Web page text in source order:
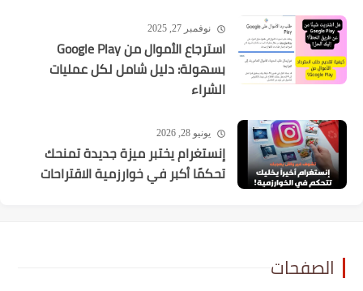
نوفمبر 27, 2025
استرجاع الأموال من Google Play
بسهولة: دليل شامل لكل عمليات
الشراء
يونيو 28, 2026
إنستغرام يختبر ميزة جديدة تمنحك
تحكمًا أكبر في خوارزمية الاقتراحات
الصفحات